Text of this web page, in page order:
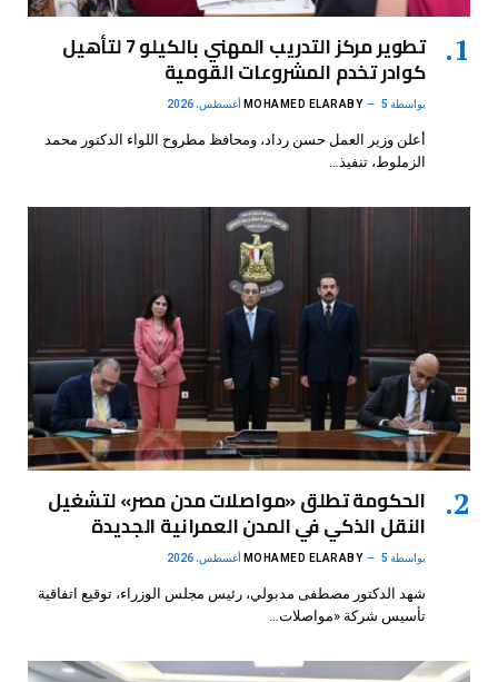
تطوير مركز التدريب المهني بالكيلو 7 لتأهيل
كوادر تخدم المشروعات القومية
بواسطة MOHAMED ELARABY 5 أغسطس، 2026
أعلن وزير العمل حسن رداد، ومحافظ مطروح اللواء الدكتور محمد
الزملوط، تنفيذ…
الحكومة تطلق «مواصلات مدن مصر» لتشغيل
النقل الذكي في المدن العمرانية الجديدة
بواسطة MOHAMED ELARABY 5 أغسطس، 2026
شهد الدكتور مصطفى مدبولي، رئيس مجلس الوزراء، توقيع اتفاقية
تأسيس شركة «مواصلات…